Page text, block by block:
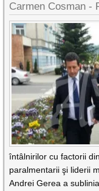
Carmen Cosman -
întâlnirilor cu factorii
paralmentarii şi liderii
Andrei Gerea a